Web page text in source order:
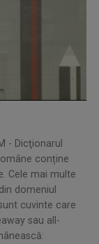
- Dicţionarul
conține
Cele mai multe
domeniul
cuvinte care
sau all-